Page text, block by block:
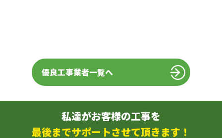
優良工事業者一覧へ
私達がお客様の工事を
最後までサポートさせて頂きます！